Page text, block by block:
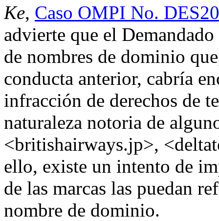
Ke, Caso OMPI No.
advierte que el
de nombres de dominio
conducta anterior, cabría
infracción de derechos de
naturaleza notoria de
<britishairways.jp>,
ello, existe un intento de
de las marcas las puedan
nombre de dominio.